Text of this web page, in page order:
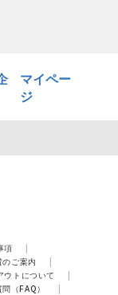
マイペー
ジ
項
|
ご案内
|
ウトについて
|
（FAQ）
|